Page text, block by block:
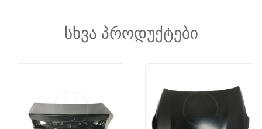
სხვა პროდუქტები